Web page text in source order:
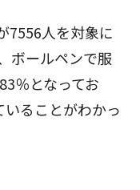
7556人を対象に
ボールペンで服
％となってお
ることがわかっ